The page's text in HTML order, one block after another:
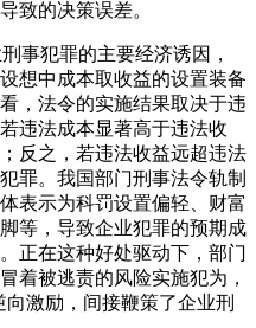
致的决策误差。
犯罪的主要经济诱因，
想中成本取收益的设置装备
，法令的实施结果取决于违
违法成本显著高于违法收
反之，若违法收益远超违法
罪。我国部门刑事法令轨制
表示为科罚设置偏轻、财富
等，导致企业犯罪的预期成
正在这种好处驱动下，部门
着被逃责的风险实施犯为，
激励，间接鞭策了企业刑